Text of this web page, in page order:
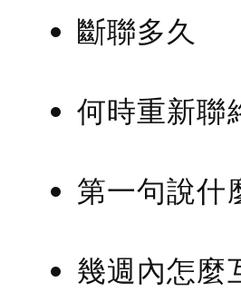
斷聯多久
何時重新聯
第一句說什
幾週內怎麼